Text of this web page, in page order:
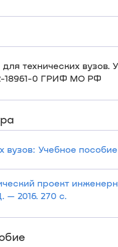
технических
18961-0 ГРИФ МО РФ
вузов: Учебное
проект
— 2016. 270 с.